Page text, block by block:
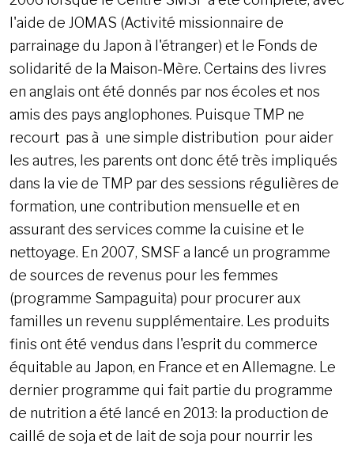
l'aide de JOMAS (Activité missionnaire de
parrainage du Japon à l'étranger) et le Fonds de
solidarité de la Maison-Mère. Certains des livres
en anglais ont été donnés par nos écoles et nos
amis des pays anglophones. Puisque TMP ne
recourt pas à une simple distribution pour aider
les autres, les parents ont donc été très impliqués
dans la vie de TMP par des sessions régulières de
formation, une contribution mensuelle et en
assurant des services comme la cuisine et le
nettoyage. En 2007, SMSF a lancé un programme
de sources de revenus pour les femmes
(programme Sampaguita) pour procurer aux
familles un revenu supplémentaire. Les produits
finis ont été vendus dans l'esprit du commerce
équitable au Japon, en France et en Allemagne. Le
dernier programme qui fait partie du programme
de nutrition a été lancé en 2013: la production de
caillé de soja et de lait de soja pour nourrir les